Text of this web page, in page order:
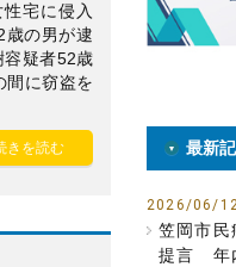
宅に侵入
歳の男が逮
疑者52歳
間に窃盗を
きを読む 最新
2026/06/
笠岡市民
提言 年